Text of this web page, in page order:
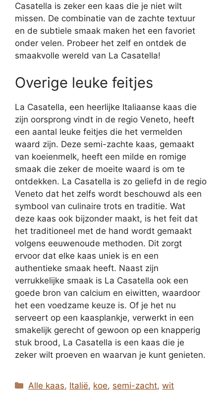
Casatella is zeker een kaas die je niet wilt
missen. De combinatie van de zachte textuur
en de subtiele smaak maken het een favoriet
onder velen. Probeer het zelf en ontdek de
smaakvolle wereld van La Casatella!
Overige leuke feitjes
La Casatella, een heerlijke Italiaanse kaas die
zijn oorsprong vindt in de regio Veneto, heeft
een aantal leuke feitjes die het vermelden
waard zijn. Deze semi-zachte kaas, gemaakt
van koeienmelk, heeft een milde en romige
smaak die zeker de moeite waard is om te
ontdekken. La Casatella is zo geliefd in de regio
Veneto dat het zelfs wordt beschouwd als een
symbool van culinaire trots en traditie. Wat
deze kaas ook bijzonder maakt, is het feit dat
het traditioneel met de hand wordt gemaakt
volgens eeuwenoude methoden. Dit zorgt
ervoor dat elke kaas uniek is en een
authentieke smaak heeft. Naast zijn
verrukkelijke smaak is La Casatella ook een
goede bron van calcium en eiwitten, waardoor
het een voedzame keuze is. Of je het nu
serveert op een kaasplankje, verwerkt in een
smakelijk gerecht of gewoon op een knapperig
stuk brood, La Casatella is een kaas die je
zeker wilt proeven en waarvan je kunt genieten.
Categorieën
Alle kaas, Italië, koe, semi-zacht,wit